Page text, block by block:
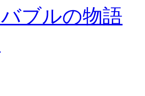
ブルの物語